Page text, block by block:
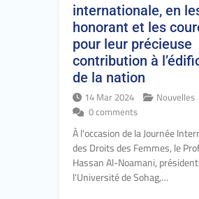
internationale, en
honorant et les
pour leur précieuse
contribution à
de la nation
14 Mar 2024
Nouvelles
0 comments
À l'occasion de la Journée
des Droits des Femmes, le
Hassan Al-Noamani,
l'Université de Sohag,…